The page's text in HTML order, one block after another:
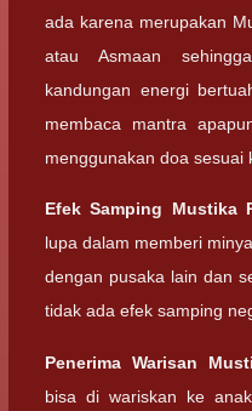
ada karena merupakan
atau Asmaan
kandungan energi
membaca mantra
menggunakan doa sesuai
Efek Samping Mustika
lupa dalam memberi
dengan pusaka lain dan
tidak ada efek samping
Penerima Warisan
bisa di wariskan ke